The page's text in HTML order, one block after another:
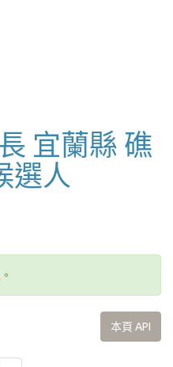
宜蘭縣 礁
選人
。
本頁 API